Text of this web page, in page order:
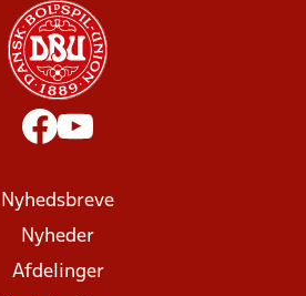
Nyhedsbreve
Nyheder
Afdelinger